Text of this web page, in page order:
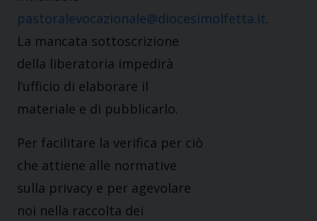
pastoralevocazionale@diocesimolfetta.it.
La mancata sottoscrizione
della liberatoria impedirà
l’ufficio di elaborare il
materiale e di pubblicarlo.
Per facilitare la verifica per ciò
che attiene alle normative
sulla privacy e per agevolare
noi nella raccolta dei